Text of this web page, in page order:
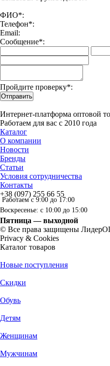
ФИО*:
Телефон*:
Email:
Сообщение*:
Пройдите проверку*:
Отправить
Интернет-платформа оптовой
Работаем для вас с 2010 года
Каталог
О компании
Новости
Бренды
Статьи
Условия сотрудничества
Контакты
+38 (097) 255 66 55
Работаем с 9:00 до 17:00
Воскресенье: с 10:00 до 15:00
Пятница — выходной
© Все права защищены
Privacy & Cookies
Каталог товаров
Новые поступления
Скидки
Обувь
Детям
Женщинам
Мужчинам